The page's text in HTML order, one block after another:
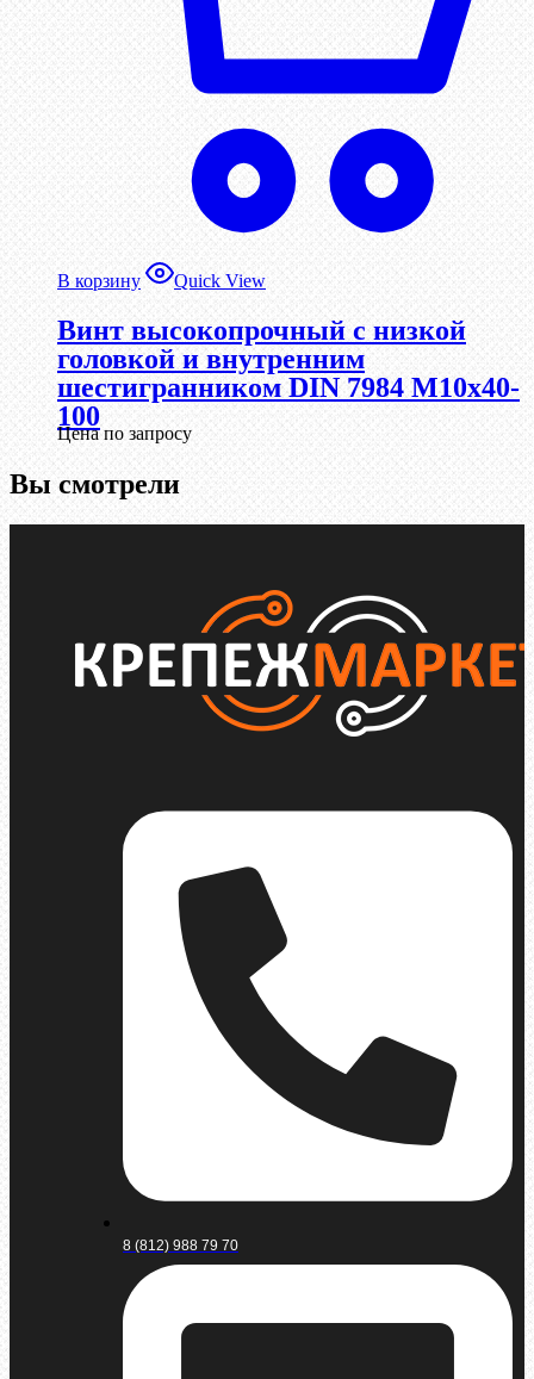
В корзину Quick View
Винт высокопрочный с низкой
головкой и внутренним
шестигранником DIN 7984 М10х40-
100
Цена по запросу
Вы смотрели
8 (812) 988 79 70